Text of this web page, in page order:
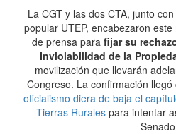
La CGT y las dos CTA, junto
popular UTEP, encabezaron
de prensa para fijar su
Inviolabilidad de la
movilización que llevarán
Congreso. La confirmación
oficialismo diera de baja el
Tierras Ruralespara intentar